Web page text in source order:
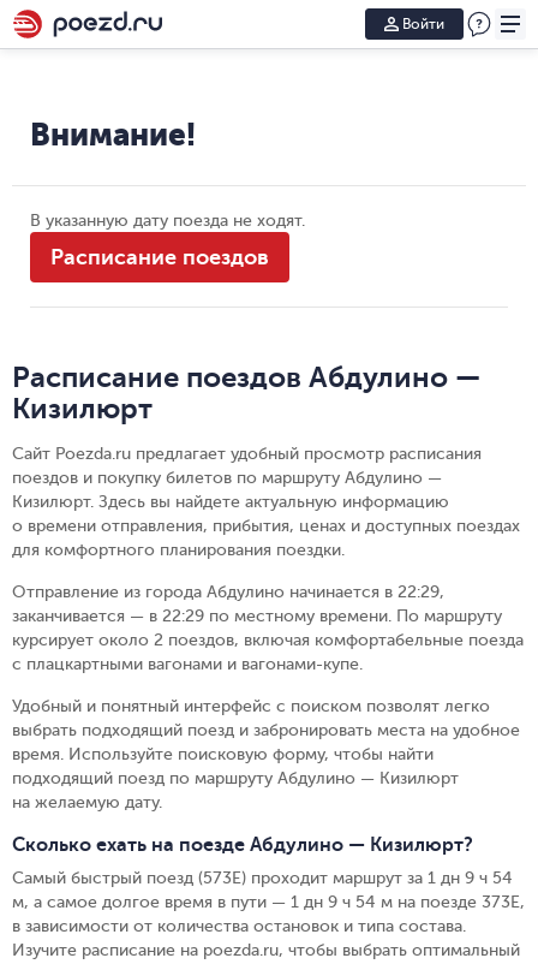
Войти
Внимание!
В указанную дату поезда не ходят.
Расписание поездов
Расписание поездов Абдулино —
Кизилюрт
Сайт Poezda.ru предлагает удобный просмотр расписания
поездов и покупку билетов по маршруту Абдулино —
Кизилюрт. Здесь вы найдете актуальную информацию
о времени отправления, прибытия, ценах и доступных поездах
для комфортного планирования поездки.
Отправление из города Абдулино начинается в 22:29,
заканчивается — в 22:29 по местному времени. По маршруту
курсирует около 2 поездов, включая комфортабельные поезда
с плацкартными вагонами и вагонами-купе.
Удобный и понятный интерфейс с поиском позволят легко
выбрать подходящий поезд и забронировать места на удобное
время. Используйте поисковую форму, чтобы найти
подходящий поезд по маршруту Абдулино — Кизилюрт
на желаемую дату.
Сколько ехать на поезде Абдулино — Кизилюрт?
Самый быстрый поезд (573Е) проходит маршрут за 1 дн 9 ч 54
м, а самое долгое время в пути — 1 дн 9 ч 54 м на поезде 373Е,
в зависимости от количества остановок и типа состава.
Изучите расписание на poezda.ru, чтобы выбрать оптимальный